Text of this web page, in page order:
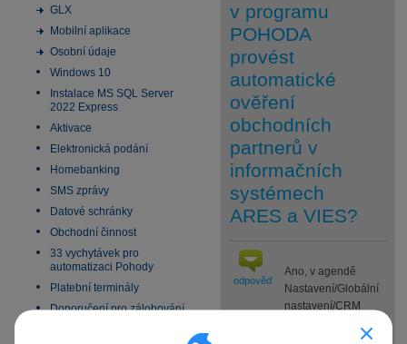
GLX
Mobilní aplikace
Osobní údaje
Windows 10
Instalace MS SQL Server
2022 Express
Aktivace
Elektronická podání
Homebanking
SMS zprávy
Datové schránky
Obchodní činnost
33 vychytávek pro
automatizaci Pohody
Platební terminály
Doporučení pro zálohování
v programu
POHODA
provést
automatické
ověření
obchodních
partnerů v
informačních
systémech
ARES a VIES?
odpověď
Ano, v agendě
Nastavení/Globální
nastavení/CRM
dokladu provést ověření. V této